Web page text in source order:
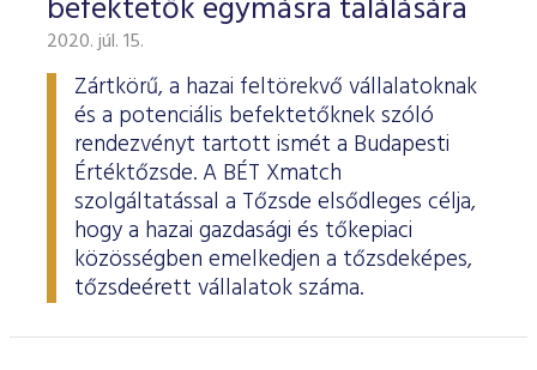
ESG Útmutató
befektetők egymásra találására
2020. júl. 15.
Zártkörű, a hazai feltörekvő vállalatoknak
és a potenciális befektetőknek szóló
rendezvényt tartott ismét a Budapesti
Értéktőzsde. A BÉT Xmatch
szolgáltatással a Tőzsde elsődleges célja,
hogy a hazai gazdasági és tőkepiaci
közösségben emelkedjen a tőzsdeképes,
tőzsdeérett vállalatok száma.